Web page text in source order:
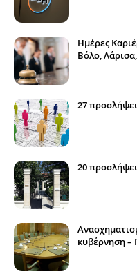
Ημέρες
Βόλο,
27
20
κυβέρνηση –